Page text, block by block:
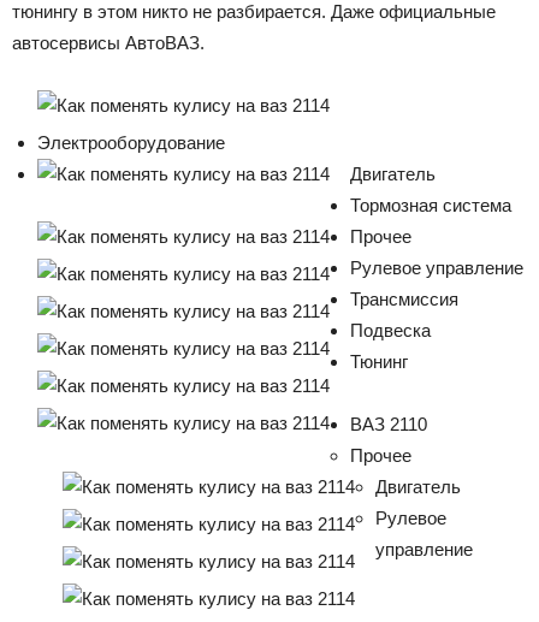
тюнингу в этом никто не разбирается. Даже официальные
автосервисы АвтоВАЗ.
Электрооборудование
Двигатель
Тормозная система
Прочее
Рулевое управление
Трансмиссия
Подвеска
Тюнинг
ВАЗ 2110
Прочее
Двигатель
Рулевое
управление